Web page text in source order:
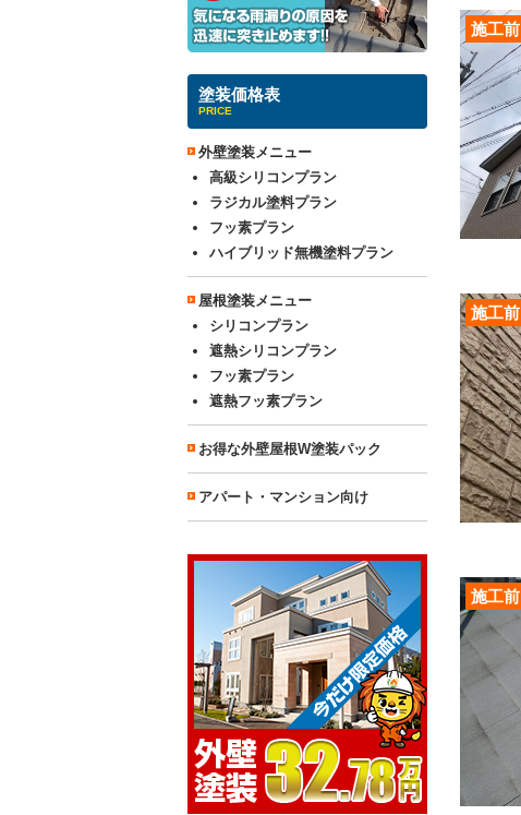
施工前
施工前
施工前
塗装価格表
PRICE
外壁塗装メニュー
高級シリコンプラン
ラジカル塗料プラン
フッ素プラン
ハイブリッド無機塗料プラン
屋根塗装メニュー
シリコンプラン
遮熱シリコンプラン
フッ素プラン
遮熱フッ素プラン
お得な外壁屋根W塗装パック
アパート・マンション向け